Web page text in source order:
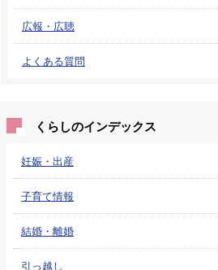
広報・広聴
よくある質問
くらしのインデックス
妊娠・出産
子育て情報
結婚・離婚
引っ越し